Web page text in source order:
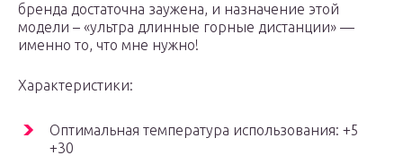
бренда достаточна заужена, и назначение этой
модели – «ультра длинные горные дистанции» —
именно то, что мне нужно!
Характеристики:
Оптимальная температура использования: +5
+30